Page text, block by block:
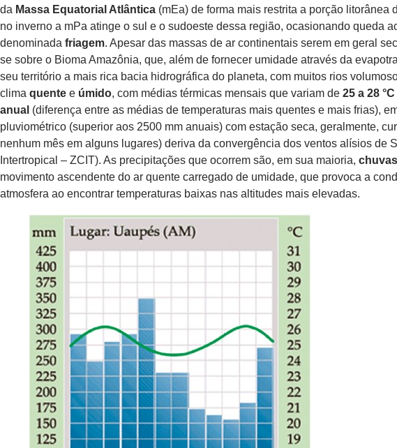
da Massa Equatorial Atlântica (mEa) de forma mais restrita a porção litorânea
no inverno a mPa atinge o sul e o sudoeste dessa região, ocasionando queda
denominada friagem. Apesar das massas de ar continentais serem em geral
se sobre o Bioma Amazônia, que, além de fornecer umidade através da
seu território a mais rica bacia hidrográfica do planeta, com muitos rios
clima quente e úmido, com médias térmicas mensais que variam de 25 a 28 °C
anual (diferença entre as médias de temperaturas mais quentes e mais frias),
pluviométrico (superior aos 2500 mm anuais) com estação seca, geralmente,
nenhum mês em alguns lugares) deriva da convergência dos ventos alísios de
Intertropical – ZCIT). As precipitações que ocorrem são, em sua maioria,
movimento ascendente do ar quente carregado de umidade, que provoca a
atmosfera ao encontrar temperaturas baixas nas altitudes mais elevadas.